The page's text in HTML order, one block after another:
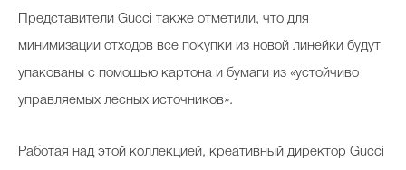
Представители Gucci также отметили, что для
минимизации отходов все покупки из новой линейки будут
упакованы с помощью картона и бумаги из «устойчиво
управляемых лесных источников».
Работая над этой коллекцией, креативный директор Gucci